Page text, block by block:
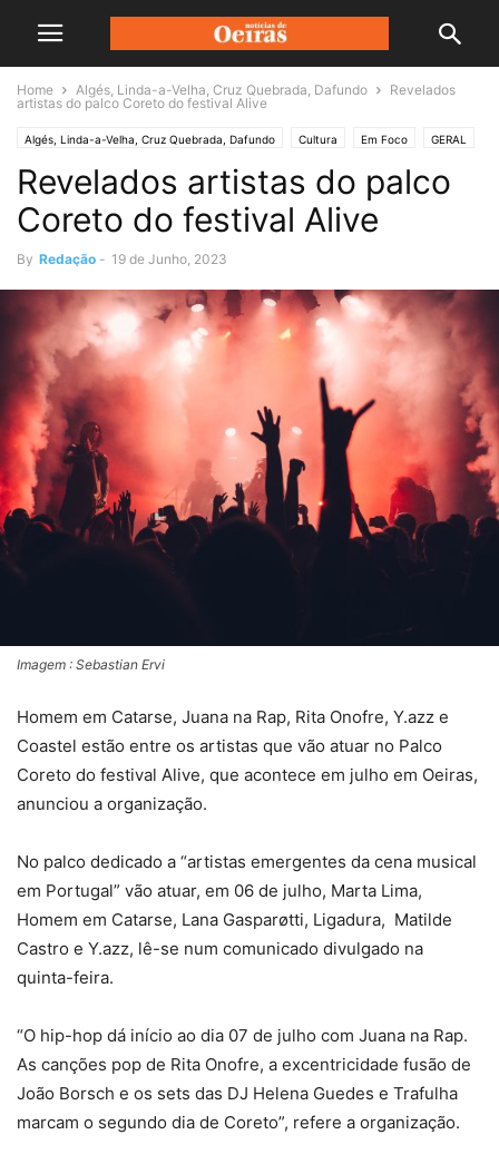
Home Algés, Linda-a-Velha, Cruz Quebrada, Dafundo
Revelados
artistas do palco Coreto do festival Alive
Algés, Linda-a-Velha, Cruz Quebrada, Dafundo Cultura Em Foco GERAL
Revelados artistas do palco
Coreto do festival Alive
By Redação - 19 de Junho, 2023
Imagem : Sebastian Ervi
Homem em Catarse, Juana na Rap, Rita Onofre, Y.azz e
Coastel estão entre os artistas que vão atuar no Palco
Coreto do festival Alive, que acontece em julho em Oeiras,
anunciou a organização.
No palco dedicado a “artistas emergentes da cena musical
em Portugal” vão atuar, em 06 de julho, Marta Lima,
Homem em Catarse, Lana Gasparøtti, Ligadura, Matilde
Castro e Y.azz, lê-se num comunicado divulgado na
quinta-feira.
“O hip-hop dá início ao dia 07 de julho com Juana na Rap.
As canções pop de Rita Onofre, a excentricidade fusão de
João Borsch e os sets das DJ Helena Guedes e Trafulha
marcam o segundo dia de Coreto”, refere a organização.